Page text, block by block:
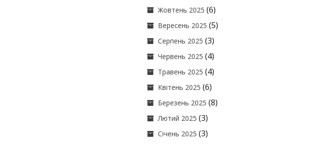
Жовтень 2025 (6)
Вересень 2025 (5)
Серпень 2025 (3)
Червень 2025 (4)
Травень 2025 (4)
Квітень 2025 (6)
Березень 2025 (8)
Лютий 2025 (3)
Січень 2025 (3)